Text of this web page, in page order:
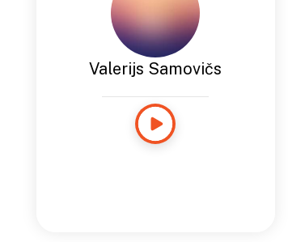
Valerijs Samovičs